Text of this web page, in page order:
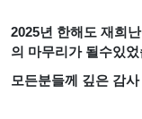
2025년 한해도 재희
의 마무리가 될수있
모든분들께 깊은 감